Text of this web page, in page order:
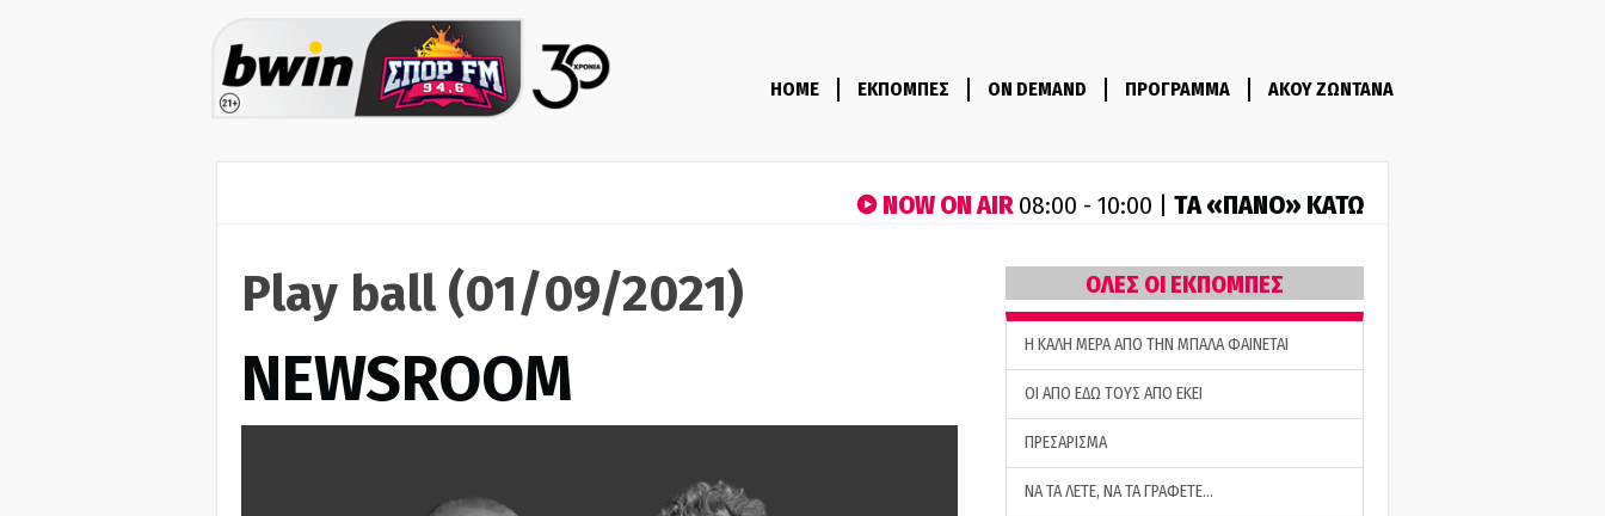
HOME ΕΚΠΟΜΠΕΣ ON DEMAND ΠΡΟΓΡΑΜΜΑ ΑΚΟΥ ΖΩΝΤΑΝΑ
NOW ON AIR08:00 - 10:00 | ΤA «ΠΑΝΟ» ΚΑΤΩ
Play ball (01/09/2021)
NEWSROOM
ΟΛΕΣ ΟΙ ΕΚΠΟΜΠΕΣ
H ΚΑΛΗ ΜΕΡΑ ΑΠΟ ΤΗΝ ΜΠΑΛΑ ΦΑΙΝΕΤΑΙ
ΟΙ ΑΠΟ ΕΔΩ ΤΟΥΣ ΑΠΟ ΕΚΕΙ
ΠΡΕΣΑΡΙΣΜΑ
ΝΑ ΤΑ ΛΕΤΕ, ΝΑ ΤΑ ΓΡΑΦΕΤΕ…